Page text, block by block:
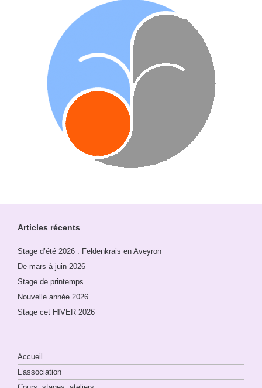
Articles récents
Stage d’été 2026 : Feldenkrais en Aveyron
De mars à juin 2026
Stage de printemps
Nouvelle année 2026
Stage cet HIVER 2026
Accueil
L’association